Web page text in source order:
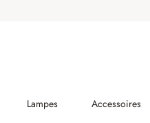
Lampes Accessoires